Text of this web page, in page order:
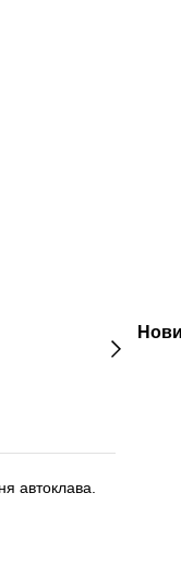
автоклава.